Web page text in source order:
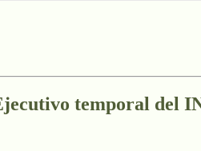
temporal del